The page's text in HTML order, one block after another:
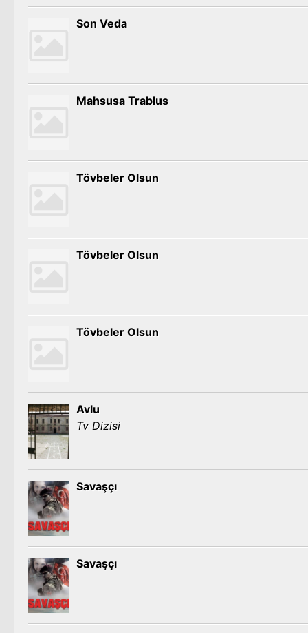
Son Veda
Mahsusa Trablus
Tövbeler Olsun
Tövbeler Olsun
Tövbeler Olsun
Avlu
Tv Dizisi
Savaşçı
Savaşçı